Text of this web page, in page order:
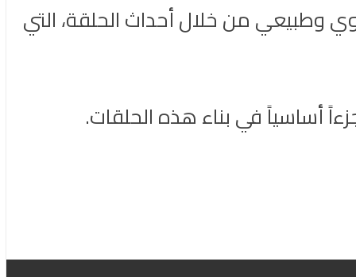
من خلال أحداث الحلقة، التي
أساسياً في بناء هذه الحلقات.